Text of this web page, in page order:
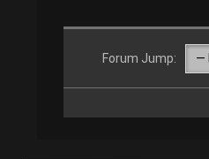
Forum Jump: